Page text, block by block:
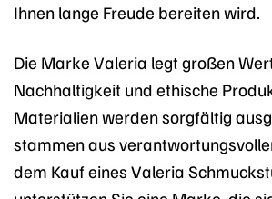
Ihnen lange Freude bereiten wird.
Die Marke Valeria legt großen
Nachhaltigkeit und ethische
Materialien werden sorgfältig
stammen aus
dem Kauf eines Valeria